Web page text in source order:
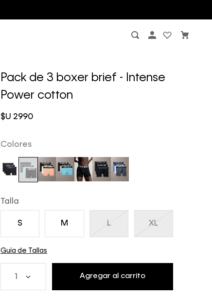
Pack de 3 boxer brief - Intense
Power cotton
$U 2990
Colores
Talla
S M L XL
Guía de Tallas
1 Agregar al carrito